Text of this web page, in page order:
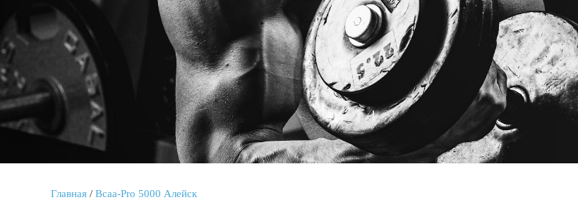
Главная / Bcaa-Pro 5000 Алейск